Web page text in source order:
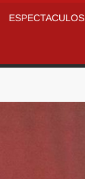
ESPECTACULOS